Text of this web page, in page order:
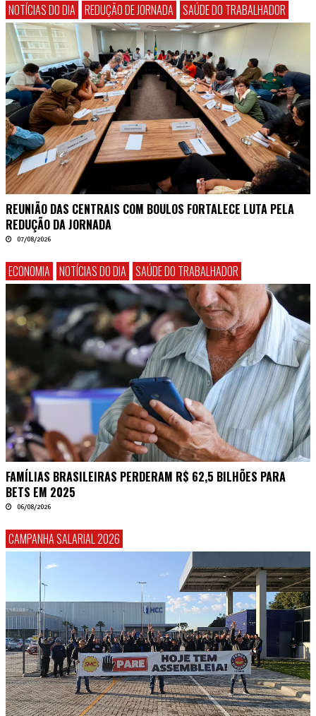
NOTÍCIAS DO DIA REDUÇÃO DE JORNADA SAÚDE DO TRABALHADOR
REUNIÃO DAS CENTRAIS COM BOULOS FORTALECE LUTA PELA
REDUÇÃO DA JORNADA
07/08/2026
ECONOMIA NOTÍCIAS DO DIA SAÚDE DO TRABALHADOR
FAMÍLIAS BRASILEIRAS PERDERAM R$ 62,5 BILHÕES PARA
BETS EM 2025
06/08/2026
CAMPANHA SALARIAL 2026